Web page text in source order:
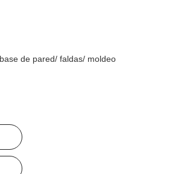
de pared/ faldas/ moldeo